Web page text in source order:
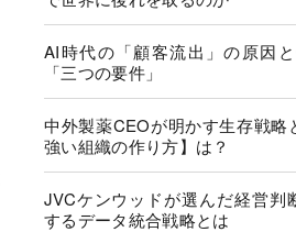
AI時代の「顧客流出」の原因
「三つの要件」
中外製薬CEOが明かす生存戦略
強い組織の作り方】は？
JVCケンウッドが選んだ経営判
するデータ統合戦略とは